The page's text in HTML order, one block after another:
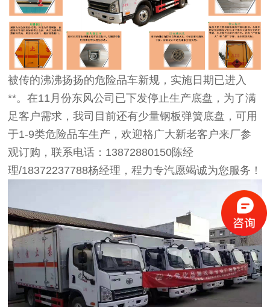
被传的沸沸扬扬的危险品车新规，实施日期已进入
**。在11月份东风公司已下发停止生产底盘，为了满
足客户需求，我司目前还有少量钢板弹簧底盘，可用
于1-9类危险品车生产，欢迎格广大新老客户来厂参
观订购，联系电话：13872880150陈经
理/18372237788杨经理，程力专汽愿竭诚为您服务！